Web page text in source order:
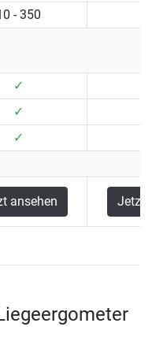
- 350
✓
✓
✓
ansehen Jetzt